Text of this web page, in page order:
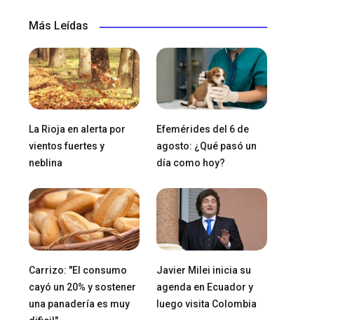
Más Leídas
La Rioja en alerta por
vientos fuertes y
neblina
Efemérides del 6 de
agosto: ¿Qué pasó un
día como hoy?
Carrizo: "El consumo
cayó un 20% y sostener
una panadería es muy
Javier Milei inicia su
agenda en Ecuador y
luego visita Colombia